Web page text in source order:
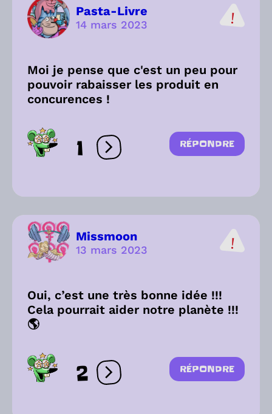
Pasta-Livre
14 mars 2023
Moi je pense que c'est un peu pour
pouvoir rabaisser les produit en
concurences !
1 Ouvrir les réactions
RÉPONDRE
Missmoon
13 mars 2023
Oui, c’est une très bonne idée !!!
Cela pourrait aider notre planète !!!
🌎
2 Ouvrir les réactions
RÉPONDRE